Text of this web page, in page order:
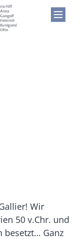
Wir
50 v.Chr. und
besetzt… Ganz